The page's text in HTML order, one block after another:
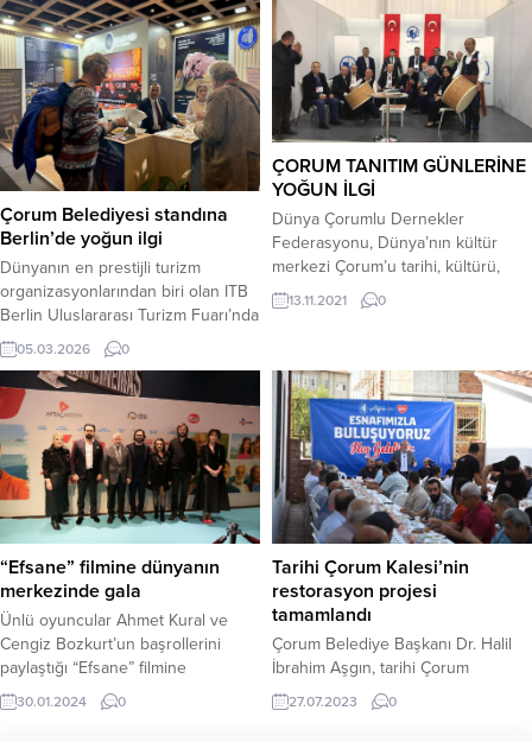
önüne kurulan stantlarda hem
sergiliyor hem de satışını
yapıyor.Çorum Belediyesi, Kadın
Kültür ve Sanat Merkezleri’nde
açtığı kurslarla kadınların el
becerilerini geliştirirken istihdama
ve ekonomiye de katkı
oluşturuyor....
Öğrenci Kongresi kapsamında,
Çorum Belediyesi kültür ve sanatı
bilimle buluşturan özel bir etkinlik
programına imza attı. Kongre
süresince düzenlenen atölye
çalışmaları, katılımcılara hem
akademik yoğunluklarına kısa bir
mola verme hem de...
Çorum Belediyesi standına
Berlin’de yoğun ilgi
Dünyanın en prestijli turizm
organizasyonlarından biri olan ITB
Berlin Uluslararası Turizm Fuarı’nda
Çorum Belediyesi, şehrin tarihi,
kültürel ve gastronomik
zenginliklerini dünya vitrinine
taşıyarak fuarda yerini
aldı.Dünyanın en büyük turizm
fuarlarından biri olarak gösterilen
ITB Berlin kapılarını açtı. Fuarda
Çorum Belediyesi şehrin tarihi ve
kültürel değerleri ile meşhur
05.03.2026 0
ÇORUM TANITIM GÜNLERİNE
YOĞUN İLGİ
Dünya Çorumlu Dernekler
Federasyonu, Dünya’nın kültür
merkezi Çorum’u tarihi, kültürü,
sanatı, gastronomisi, el sanatları,
doğal güzellikleri ve turizm
etkinlikler ile tanıtıyor.Çorum’un her
yönüyle tanıtılması amacıyla
düzenlenen ‘Çorum Tanıtım
Günleri’ devam ediyor. İstanbul ve
Çorumluların ziyaret ettiği etkinlikte,
İskilip Belediyesi’ne ait stant yoğun
ilgi...
13.11.2021 0
“Efsane” filmine dünyanın
merkezinde gala
Ünlü oyuncular Ahmet Kural ve
Cengiz Bozkurt’un başrollerini
paylaştığı “Efsane” filmine
Çorum’da gala yapıldı.Çorumlu
sinemaseverlerin bir araya geldiği
30.01.2024 0
Tarihi Çorum Kalesi’nin
restorasyon projesi
tamamlandı
Çorum Belediye Başkanı Dr. Halil
İbrahim Aşgın, tarihi Çorum
Kalesi’nin restorasyonu için proje
çalışmalarının tamamlandığını
27.07.2023 0